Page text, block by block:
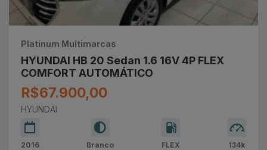
Platinum Multimarcas
HYUNDAI HB 20 Sedan 1.6 16V 4P FLEX
COMFORT AUTOMÁTICO
R$67.900,00
HYUNDAI
2016 Branco FLEX 134k